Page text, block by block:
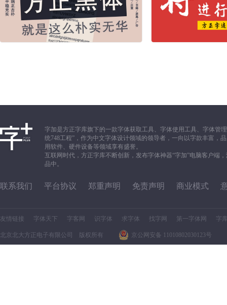
字加是方正字库旗下的一款字体获取工具、字体使用工具、字体管
统748工程”，作为中文字体设计领域的领导者，一向以字款丰富，
用软件、硬件设备等领域享有盛誉。
互联网时代，方正字库不断创新，发布字体神器“字加”电脑客户端
品中。
联系我们 平台协议 郑重声明 免责声明 商业模式
友情链接 字体天下 字客网 识字体 求字体 找字网 第一字体网 字
北京北大方正电子有限公司 版权所有 京公网安备 11010802030123号